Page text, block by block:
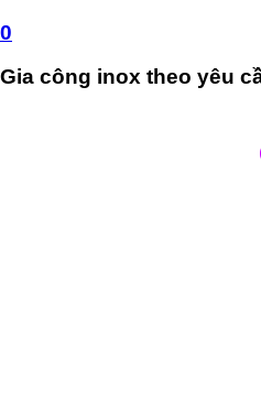
0
Gia công inox theo yêu